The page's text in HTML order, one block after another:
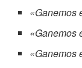
«Ganemos
«Ganemos
«Ganemos